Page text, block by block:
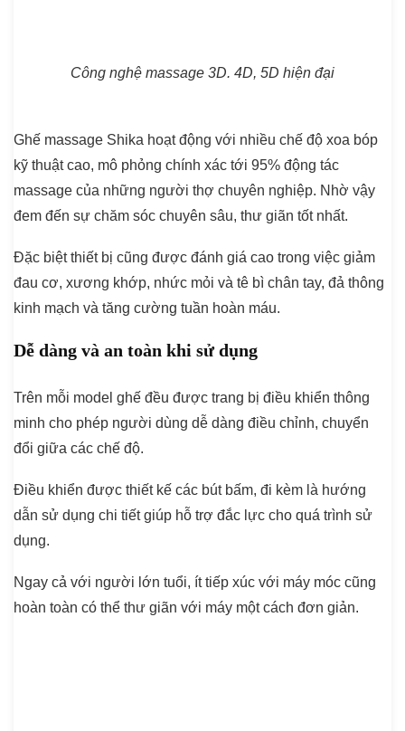
Công nghệ massage 3D. 4D, 5D hiện đại
Ghế massage Shika hoạt động với nhiều chế độ xoa bóp
kỹ thuật cao, mô phỏng chính xác tới 95% động tác
massage của những người thợ chuyên nghiệp. Nhờ vậy
đem đến sự chăm sóc chuyên sâu, thư giãn tốt nhất.
Đặc biệt thiết bị cũng được đánh giá cao trong việc giảm
đau cơ, xương khớp, nhức mỏi và tê bì chân tay, đả thông
kinh mạch và tăng cường tuần hoàn máu.
Dễ dàng và an toàn khi sử dụng
Trên mỗi model ghế đều được trang bị điều khiển thông
minh cho phép người dùng dễ dàng điều chỉnh, chuyển
đổi giữa các chế độ.
Điều khiển được thiết kế các bút bấm, đi kèm là hướng
dẫn sử dụng chi tiết giúp hỗ trợ đắc lực cho quá trình sử
dụng.
Ngay cả với người lớn tuổi, ít tiếp xúc với máy móc cũng
hoàn toàn có thể thư giãn với máy một cách đơn giản.